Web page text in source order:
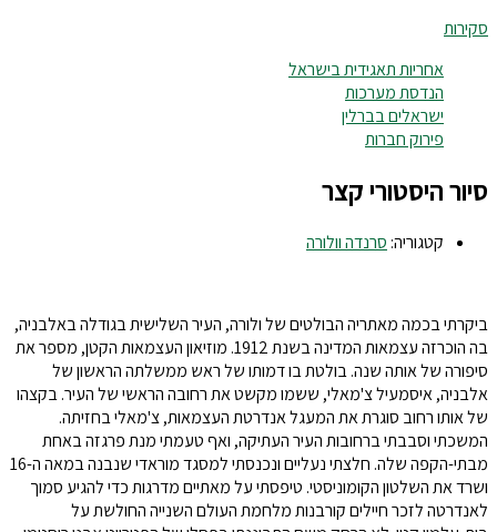
סקירות
אחריות תאגידית בישראל
הנדסת מערכות
ישראלים בברלין
פירוק חברות
סיור היסטורי קצר
קטגוריה: סרנדה וולורה
ביקרתי בכמה מאתריה הבולטים של ולורה, העיר השלישית בגודלה באלבניה,
בה הוכרזה עצמאות המדינה בשנת 1912. מוזיאון העצמאות הקטן, מספר את
סיפורה של אותה שנה. בולטת בו דמותו של ראש ממשלתה הראשון של
אלבניה, איסמעיל צ'מאלי, ששמו מקשט את רחובה הראשי של העיר. בקצהו
של אותו רחוב סוגרת את המעגל אנדרטת העצמאות, צ'מאלי בחזיתה.
המשכתי וסבבתי ברחובות העיר העתיקה, ואף טעמתי מנת פרגזה באחת
מבתי-הקפה שלה. חלצתי נעליים ונכנסתי למסגד מוראדי שנבנה במאה ה-16
ושרד את השלטון הקומוניסטי. טיפסתי על מאתיים מדרגות כדי להגיע סמוך
לאנדרטה לזכר חיילים קורבנות מלחמת העולם השנייה החולשת על